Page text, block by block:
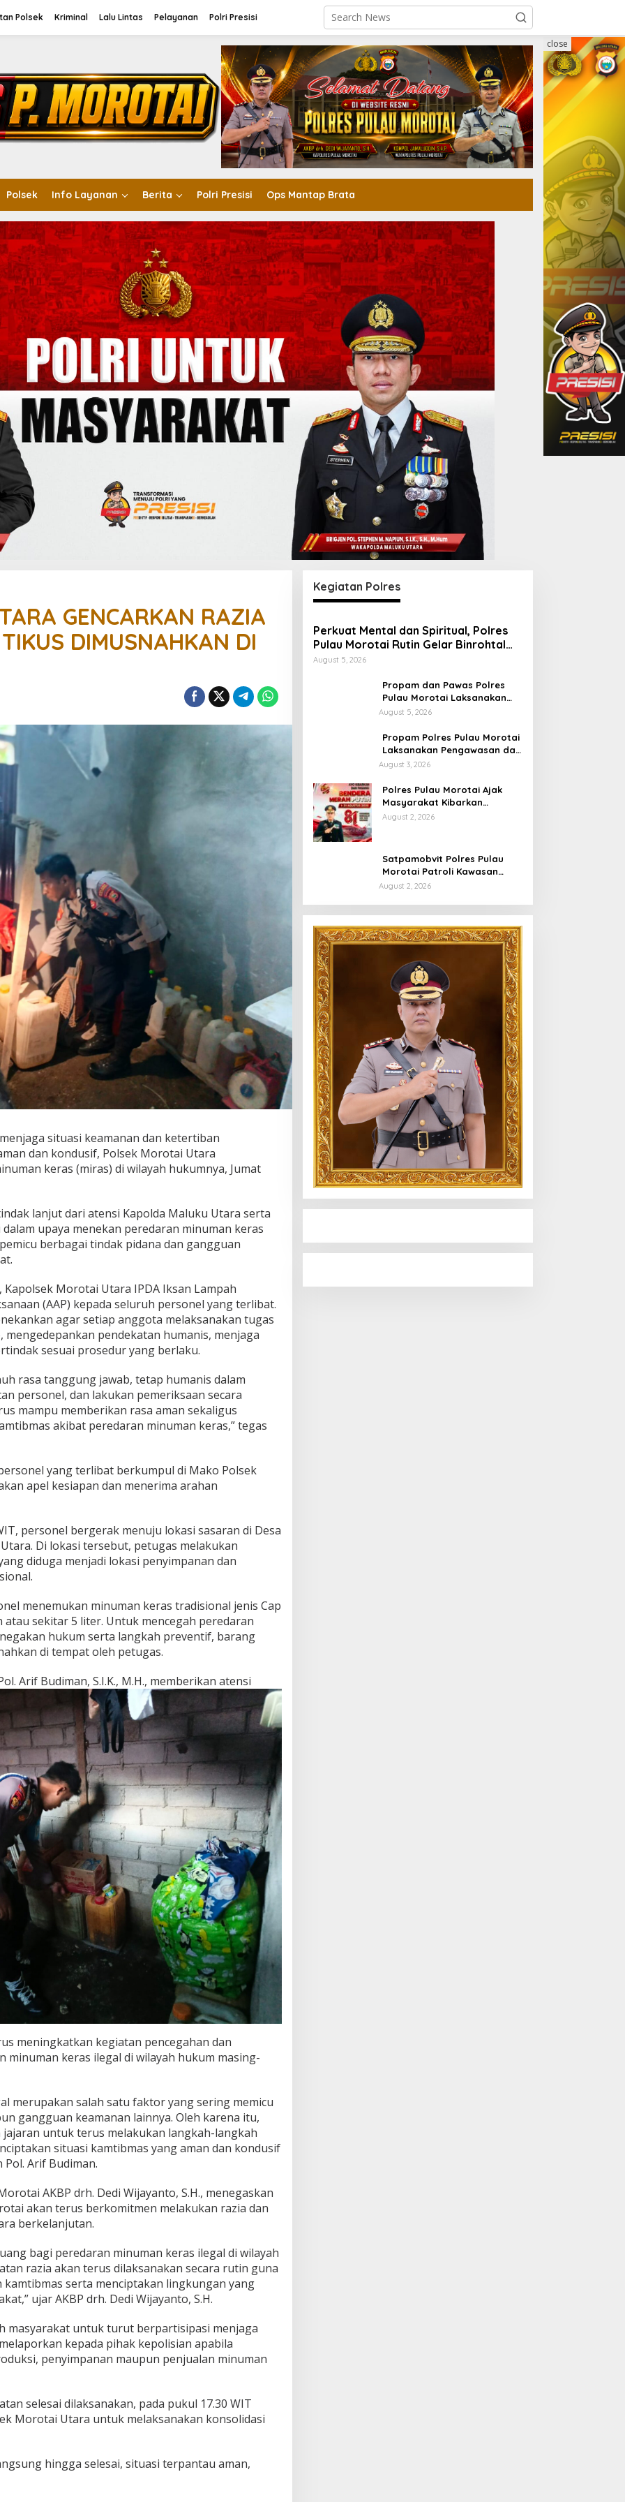
Polsek Kriminal Lalu Lintas Pelayanan Polri Presisi
Polsek Info Layanan Berita Polri Presisi Ops Mantap Brata
close
GENCARKAN RAZIA
DIMUSNAHKAN DI
situasi keamanan dan ketertiban
dan kondusif, Polsek Morotai Utara
keras (miras) di wilayah hukumnya, Jumat
lanjut dari atensi Kapolda Maluku Utara serta
upaya menekan peredaran minuman keras
berbagai tindak pidana dan gangguan
Morotai Utara IPDA Iksan Lampah
(AAP) kepada seluruh personel yang terlibat.
agar setiap anggota melaksanakan tugas
pendekatan humanis, menjaga
sesuai prosedur yang berlaku.
rasa tanggung jawab, tetap humanis dalam
personel, dan lakukan pemeriksaan secara
mampu memberikan rasa aman sekaligus
akibat peredaran minuman keras,” tegas
yang terlibat berkumpul di Mako Polsek
apel kesiapan dan menerima arahan
personel bergerak menuju lokasi sasaran di Desa
Di lokasi tersebut, petugas melakukan
diduga menjadi lokasi penyimpanan dan
menemukan minuman keras tradisional jenis Cap
sekitar 5 liter. Untuk mencegah peredaran
hukum serta langkah preventif, barang
di tempat oleh petugas.
Arif Budiman, S.I.K., M.H., memberikan atensi
meningkatkan kegiatan pencegahan dan
minuman keras ilegal di wilayah hukum masing-
merupakan salah satu faktor yang sering memicu
gangguan keamanan lainnya. Oleh karena itu,
untuk terus melakukan langkah-langkah
situasi kamtibmas yang aman dan kondusif
Arif Budiman.
AKBP drh. Dedi Wijayanto, S.H., menegaskan
akan terus berkomitmen melakukan razia dan
berkelanjutan.
bagi peredaran minuman keras ilegal di wilayah
razia akan terus dilaksanakan secara rutin guna
serta menciptakan lingkungan yang
ujar AKBP drh. Dedi Wijayanto, S.H.
masyarakat untuk turut berpartisipasi menjaga
kepada pihak kepolisian apabila
penyimpanan maupun penjualan minuman
selesai dilaksanakan, pada pukul 17.30 WIT
Morotai Utara untuk melaksanakan konsolidasi
hingga selesai, situasi terpantau aman,
Kegiatan Polres
Perkuat Mental dan Spiritual, Polres
Pulau Morotai Rutin Gelar Binrohtal
untuk Bentuk Personel Berintegritas
August 5, 2026
Propam dan Pawas Polres
Pulau Morotai Laksanakan
Pengecekan Pelayanan,
Mendapat Pelayanan Optimal
August 5, 2026
Propam Polres Pulau Morotai
Laksanakan Pengawasan dan
Pengecekan Personel Saat
Fungsi
August 3, 2026
Polres Pulau Morotai Ajak
Masyarakat Kibarkan
Bendera Merah Putih Selama
August 2, 2026
Satpamobvit Polres Pulau
Morotai Patroli Kawasan
Wisata, Wujudkan Liburan
August 2, 2026